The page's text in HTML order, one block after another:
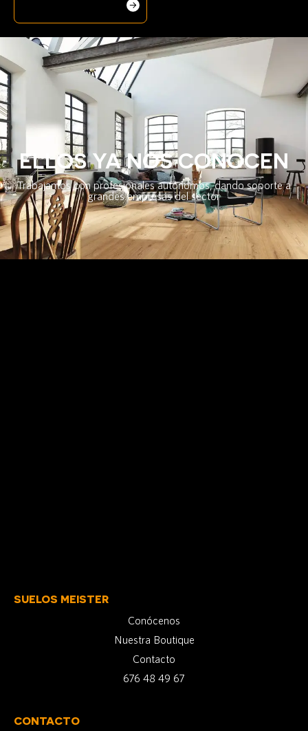
ELLOS YA NOS CONOCEN
Trabajamos con profesionales autónomos, dando soporte a
grandes empresas del sector
SUELOS MEISTER
Conócenos
Nuestra Boutique
Contacto
676 48 49 67
CONTACTO